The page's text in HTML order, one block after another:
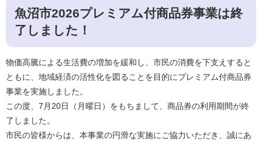
魚沼市2026プレミアム付商品券事業は終
了しました！
物価高騰による生活費の増加を緩和し、市民の消費を下支えすると
ともに、地域経済の活性化を図ることを目的にプレミアム付商品券
事業を実施しました。
この度、7月20日（月曜日）をもちまして、商品券の利用期間が終
了しました。
市民の皆様からは、本事業の円滑な実施にご協力いただき、誠にあ